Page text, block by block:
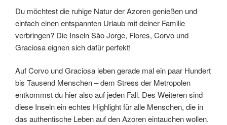
Du möchtest die ruhige Natur der Azoren genießen und
einfach einen entspannten Urlaub mit deiner Familie
verbringen? Die Inseln São Jorge, Flores, Corvo und
Graciosa eignen sich dafür perfekt!
Auf Corvo und Graciosa leben gerade mal ein paar Hundert
bis Tausend Menschen – dem Stress der Metropolen
entkommst du hier also auf jeden Fall. Des Weiteren sind
diese Inseln ein echtes Highlight für alle Menschen, die in
das authentische Leben auf den Azoren eintauchen wollen.